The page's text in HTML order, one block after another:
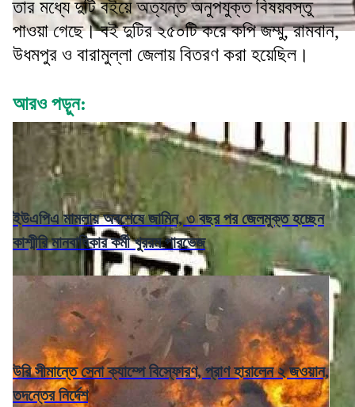
তার মধ্যে দুটি বইয়ে অত্যন্ত অনুপযুক্ত বিষয়বস্তু
পাওয়া গেছে। বই দুটির ২৫০টি করে কপি জম্মু, রামবান,
উধমপুর ও বারামুল্লা জেলায় বিতরণ করা হয়েছিল।
আরও পড়ুন:
ইউএপিএ মামলায় অবশেষে জামিন, ৩ বছর পর জেলমুক্ত হচ্ছেন
কাশ্মীরি মানবাধিকার কর্মী খুররম পারভেজ
উরি সীমান্তে সেনা ক্যাম্পে বিস্ফোরণ, প্রাণ হারালেন ২ জওয়ান,
তদন্তের নির্দেশ